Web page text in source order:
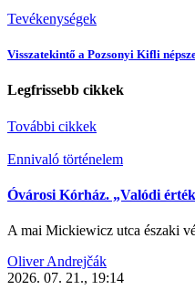
Tevékenységek
Visszatekintő a Pozsonyi Kifli
Legfrissebb cikkek
További cikkek
Ennivaló történelem
Óvárosi Kórház. „Valódi
A mai Mickiewicz utca északi
Oliver Andrejčák
2026. 07. 21., 19:14